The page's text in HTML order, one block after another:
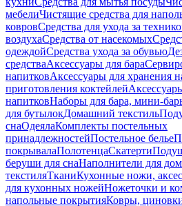
мебелиЧистящие средства для
ковровСредства для ухода за
воздухаСредства от насекомых
одеждойСредства ухода за обувью
средстваАксессуары для бара
напитковАксессуары для хранения
приготовления коктейлей
напитковНаборы для бара, мини-
для бутылокДомашний текстиль
снаОдеялаКомплекты постельных
принадлежностейПостельное белье
покрывалаПолотенцаСкатерти
беруши для снаНаполнители для
текстиляТканиКухонные ножи,
для кухонных ножейНожеточки и
напольные покрытияКовры,